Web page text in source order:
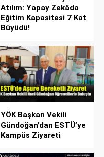
Atılım: Yapay Zekâda
Eğitim Kapasitesi 7 Kat
Büyüdü!
YÖK Başkan Vekili
Gündoğan’dan ESTÜ’ye
Kampüs Ziyareti